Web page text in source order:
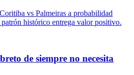
vs Palmeiras a probabilidad
histórico entrega valor positivo.
de siempre no necesita